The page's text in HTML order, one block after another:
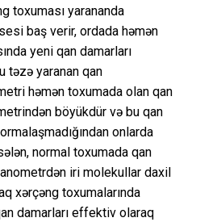
toxuması yarananda
baş verir, ordada həmən
yeni qan damarları
təzə yaranan qan
həmən toxumada olan qan
böyükdür və bu qan
onlarda
normal toxumada qan
iri molekullar daxil
xərçəng toxumalarında
damarları effektiv olaraq